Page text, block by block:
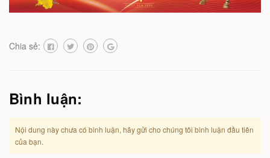
Chia sẻ:
Bình luận:
Nội dung này chưa có bình luận, hãy gửi cho chúng tôi bình luận đầu tiên
của bạn.